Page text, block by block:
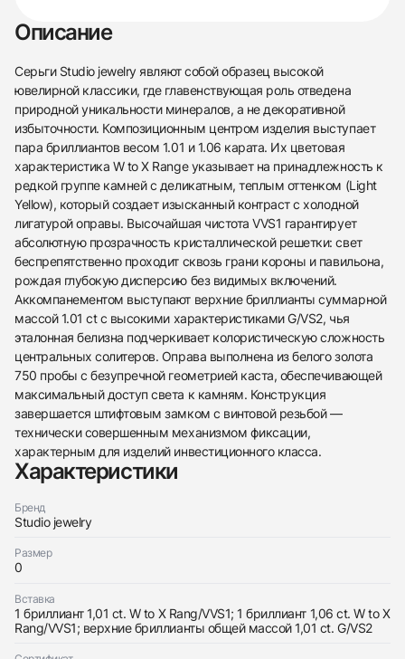
438
285
145
142
205
204
195
150
6
Описание
Серьги Studio jewelry являют собой образец высокой
ювелирной классики, где главенствующая роль отведена
природной уникальности минералов, а не декоративной
избыточности. Композиционным центром изделия выступает
пара бриллиантов весом 1.01 и 1.06 карата. Их цветовая
характеристика W to X Range указывает на принадлежность к
редкой группе камней с деликатным, теплым оттенком (Light
Yellow), который создает изысканный контраст с холодной
лигатурой оправы. Высочайшая чистота VVS1 гарантирует
абсолютную прозрачность кристаллической решетки: свет
беспрепятственно проходит сквозь грани короны и павильона,
рождая глубокую дисперсию без видимых включений.
Аккомпанементом выступают верхние бриллианты суммарной
массой 1.01 ct с высокими характеристиками G/VS2, чья
эталонная белизна подчеркивает колористическую сложность
центральных солитеров. Оправа выполнена из белого золота
750 пробы с безупречной геометрией каста, обеспечивающей
максимальный доступ света к камням. Конструкция
завершается штифтовым замком с винтовой резьбой —
технически совершенным механизмом фиксации,
характерным для изделий инвестиционного класса.
Характеристики
Бренд
Studio jewelry
Размер
0
Вставка
1 бриллиант 1,01 ct. W to X Rang/VVS1; 1 бриллиант 1,06 ct. W to X
Rang/VVS1; верхние бриллианты общей массой 1,01 ct. G/VS2
Серьги С Бриллиантами 1,01/1,06 Ct. W To X
Range/Vvs1
Новые Коробка + Документы
Трейд-ин часов
с вами
НовыеКоробка + Документы
$12,800